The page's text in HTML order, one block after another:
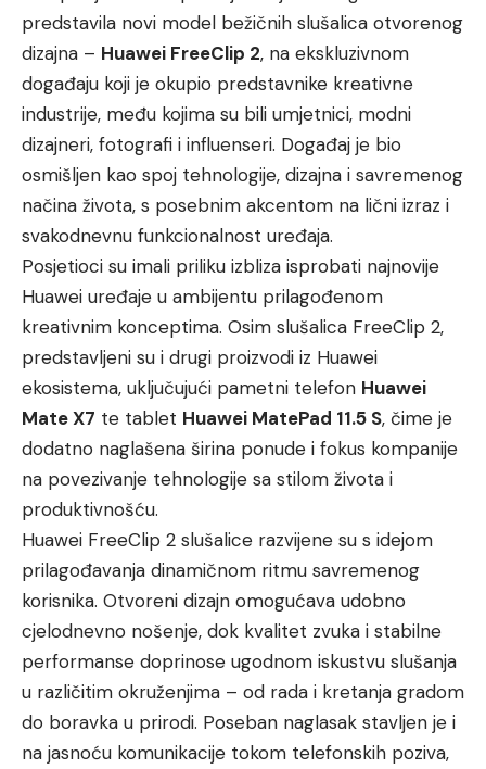
predstavila novi model bežičnih slušalica otvorenog
dizajna – Huawei FreeClip 2, na ekskluzivnom
događaju koji je okupio predstavnike kreativne
industrije, među kojima su bili umjetnici, modni
dizajneri, fotografi i influenseri. Događaj je bio
osmišljen kao spoj tehnologije, dizajna i savremenog
načina života, s posebnim akcentom na lični izraz i
svakodnevnu funkcionalnost uređaja.
Posjetioci su imali priliku izbliza isprobati najnovije
Huawei uređaje u ambijentu prilagođenom
kreativnim konceptima. Osim slušalica FreeClip 2,
predstavljeni su i drugi proizvodi iz Huawei
ekosistema, uključujući pametni telefon Huawei
Mate X7 te tablet Huawei MatePad 11.5 S, čime je
dodatno naglašena širina ponude i fokus kompanije
na povezivanje tehnologije sa stilom života i
produktivnošću.
Huawei FreeClip 2 slušalice razvijene su s idejom
prilagođavanja dinamičnom ritmu savremenog
korisnika. Otvoreni dizajn omogućava udobno
cjelodnevno nošenje, dok kvalitet zvuka i stabilne
performanse doprinose ugodnom iskustvu slušanja
u različitim okruženjima – od rada i kretanja gradom
do boravka u prirodi. Poseban naglasak stavljen je i
na jasnoću komunikacije tokom telefonskih poziva,